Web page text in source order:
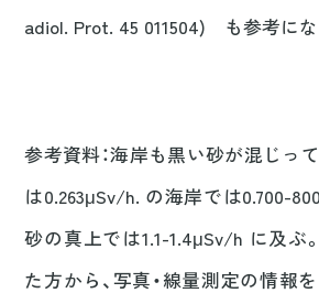
adiol. Prot. 45 011504) も参考にな
参考資料：海岸も黒い砂が混じっ
は0.263μSv/h. の海岸では0.700-
砂の真上では1.1-1.4μSv/h に及ぶ
た方から、写真・線量測定の情報